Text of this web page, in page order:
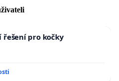
řešení pro kočky